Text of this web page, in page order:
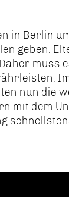
in Berlin
geben.
muss
nun die
mit dem